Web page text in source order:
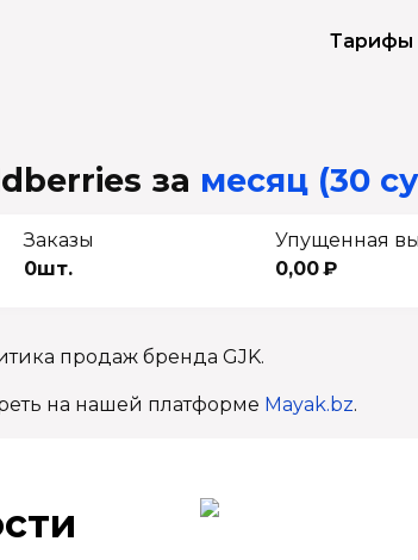
Тарифы
за месяц (30
Заказы
0шт.
Упущенная
0,00 ₽
продаж бренда GJK.
на нашей платформе Mayak.bz.